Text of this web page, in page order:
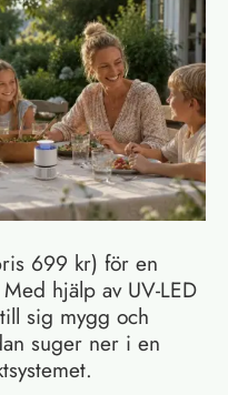
699 kr) för en
hjälp av UV-LED
sig mygg och
suger ner i en